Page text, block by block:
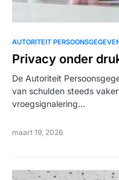
AUTORITEIT
Privacy onder
De Autoriteit
van schulden steeds
vroegsignalering…
maart 19, 2026